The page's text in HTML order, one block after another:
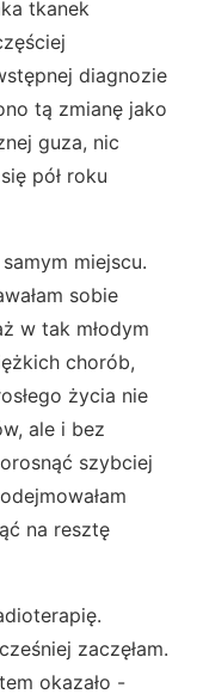
tkanek
diagnozie
tą zmianę jako
guza, nic
pół roku
miejscu.
sobie
w tak młodym
chorób,
życia nie
ale i bez
szybciej
na resztę
zaczęłam.
okazało -